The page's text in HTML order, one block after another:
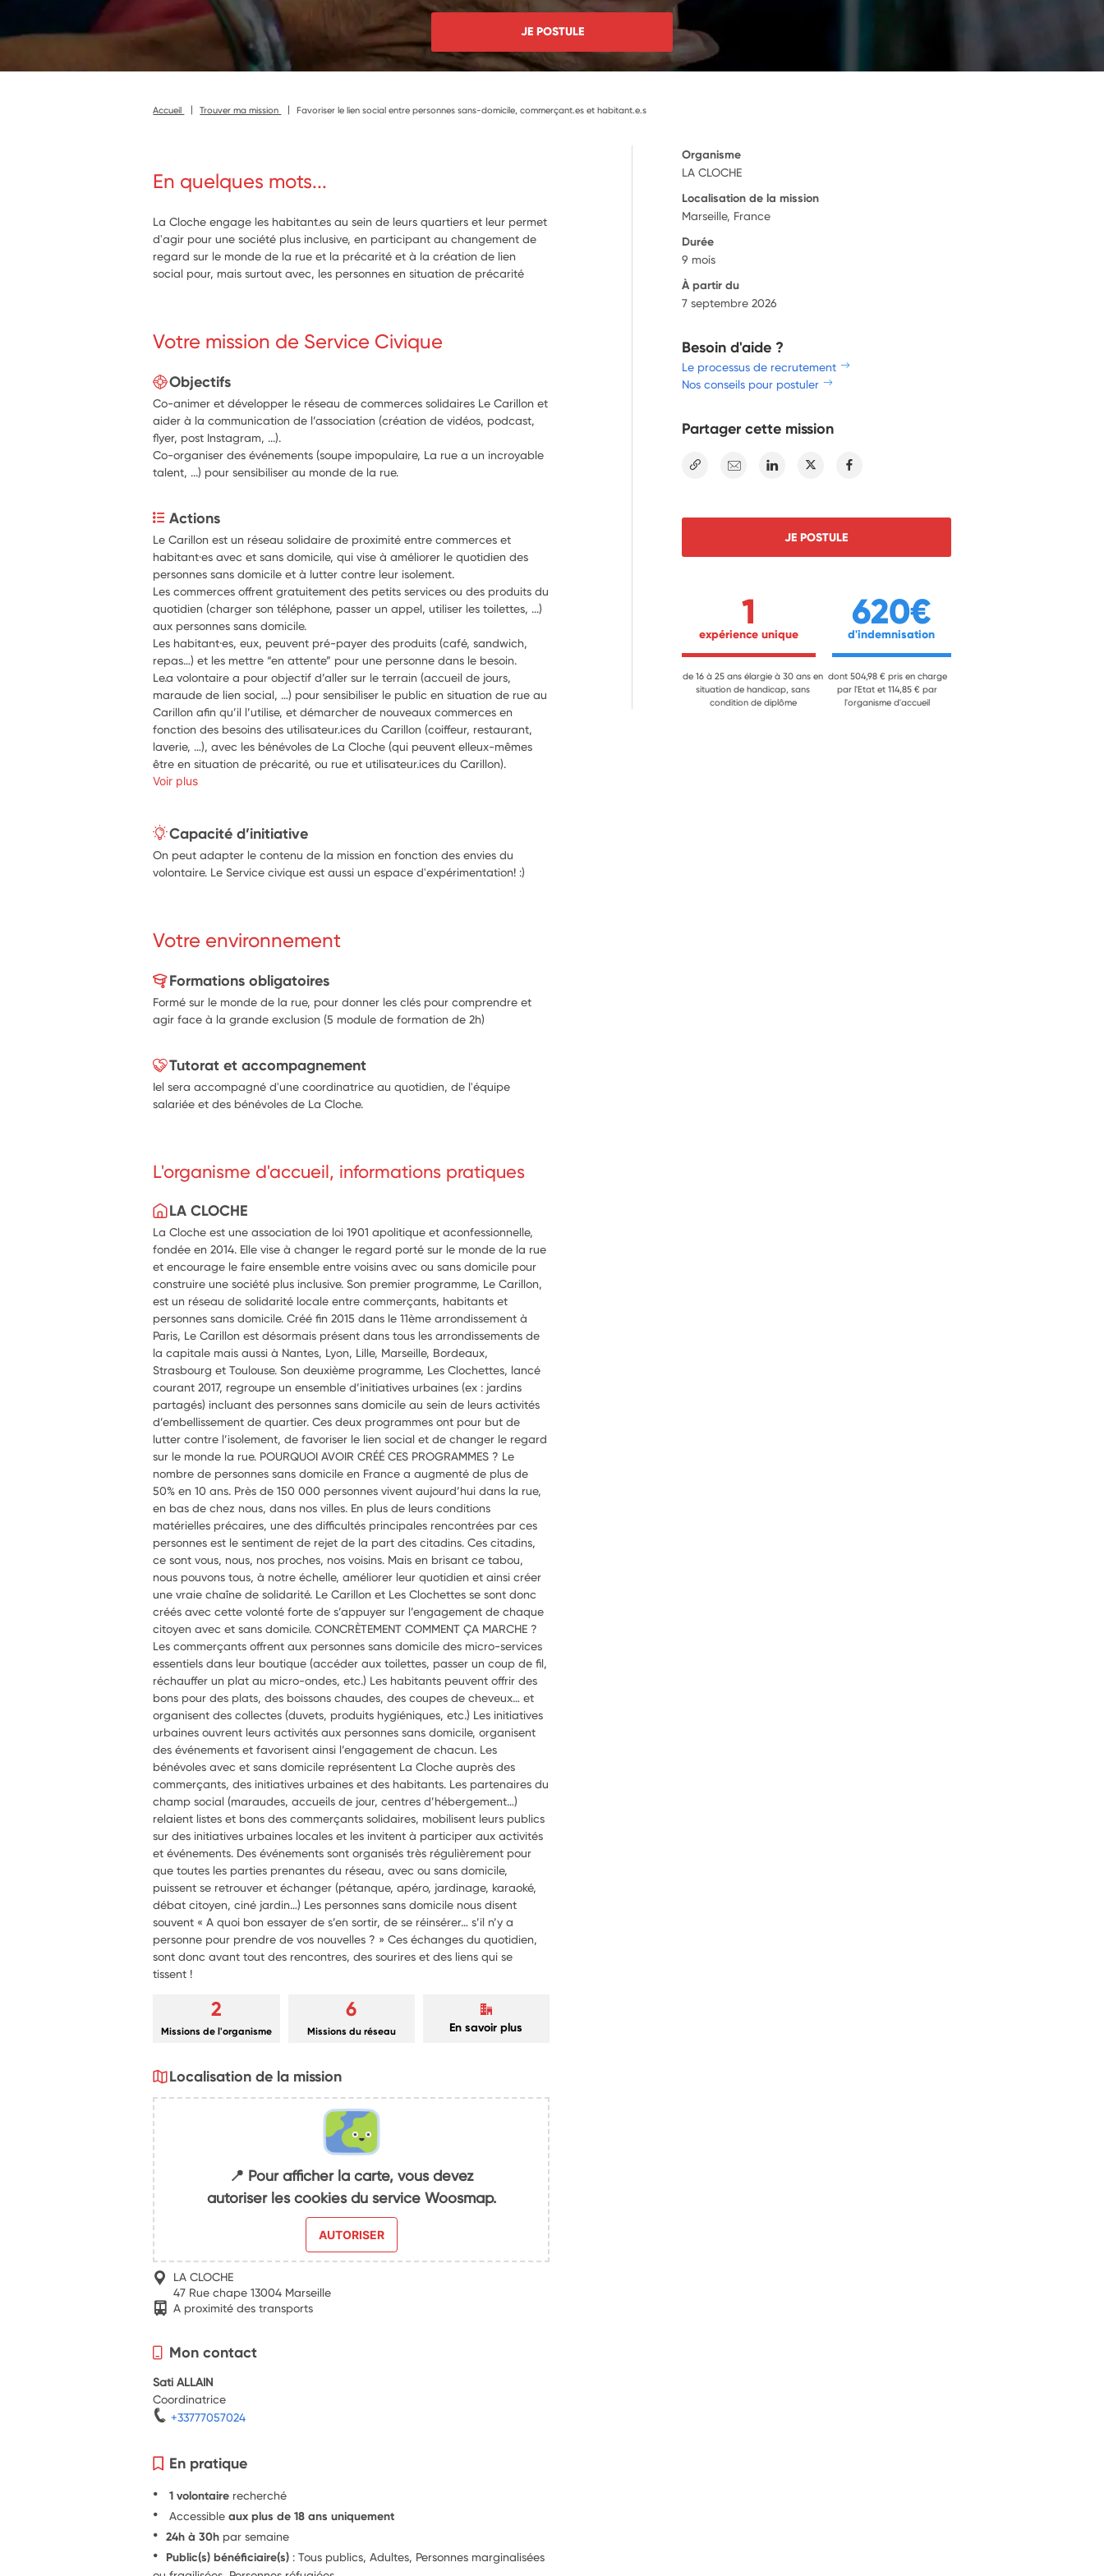
JE POSTULE
Accueil Trouver ma mission Favoriser le lien social entre personnes sans-domicile, commerçant.es et habitant.e.s
En quelques mots...
La Cloche engage les habitant.es au sein de leurs quartiers et leur permet
d'agir pour une société plus inclusive, en participant au changement de
regard sur le monde de la rue et la précarité et à la création de lien
social pour, mais surtout avec, les personnes en situation de précarité
Votre mission de Service Civique
Objectifs
Co-animer et développer le réseau de commerces solidaires Le Carillon et
aider à la communication de l’association (création de vidéos, podcast,
flyer, post Instagram, ...).
Co-organiser des événements (soupe impopulaire, La rue a un incroyable
talent, ...) pour sensibiliser au monde de la rue.
Actions
Le Carillon est un réseau solidaire de proximité entre commerces et
habitant·es avec et sans domicile, qui vise à améliorer le quotidien des
Les commerces offrent gratuitement des petits services ou des produits du
quotidien (charger son téléphone, passer un appel, utiliser les toilettes, ...)
aux personnes sans domicile.
Les habitant·es, eux, peuvent pré-payer des produits (café, sandwich,
repas…) et les mettre “en attente” pour une personne dans le besoin.
Le.a volontaire a pour objectif d’aller sur le terrain (accueil de jours,
maraude de lien social, …) pour sensibiliser le public en situation de rue au
Carillon afin qu’il l’utilise, et démarcher de nouveaux commerces en
fonction des besoins des utilisateur.ices du Carillon (coiffeur, restaurant,
laverie, …), avec les bénévoles de La Cloche (qui peuvent elleux-mêmes
être en situation de précarité, ou rue et utilisateur.ices du Carillon).
Voir plus
Capacité d’initiative
On peut adapter le contenu de la mission en fonction des envies du
volontaire. Le Service civique est aussi un espace d'expérimentation! :)
Votre environnement
Formations obligatoires
Formé sur le monde de la rue, pour donner les clés pour comprendre et
agir face à la grande exclusion (5 module de formation de 2h)
Tutorat et accompagnement
Iel sera accompagné d'une coordinatrice au quotidien, de l'équipe
salariée et des bénévoles de La Cloche.
L'organisme d'accueil, informations pratiques
LA CLOCHE
La Cloche est une association de loi 1901 apolitique et aconfessionnelle,
fondée en 2014. Elle vise à changer le regard porté sur le monde de la rue
et encourage le faire ensemble entre voisins avec ou sans domicile pour
construire une société plus inclusive. Son premier programme, Le Carillon,
est un réseau de solidarité locale entre commerçants, habitants et
personnes sans domicile. Créé fin 2015 dans le 11ème arrondissement à
Paris, Le Carillon est désormais présent dans tous les arrondissements de
la capitale mais aussi à Nantes, Lyon, Lille, Marseille, Bordeaux,
Strasbourg et Toulouse. Son deuxième programme, Les Clochettes, lancé
courant 2017, regroupe un ensemble d’initiatives urbaines (ex : jardins
partagés) incluant des personnes sans domicile au sein de leurs activités
d’embellissement de quartier. Ces deux programmes ont pour but de
lutter contre l’isolement, de favoriser le lien social et de changer le regard
sur le monde la rue. POURQUOI AVOIR CRÉÉ CES PROGRAMMES ? Le
nombre de personnes sans domicile en France a augmenté de plus de
50% en 10 ans. Près de 150 000 personnes vivent aujourd’hui dans la rue,
en bas de chez nous, dans nos villes. En plus de leurs conditions
matérielles précaires, une des difficultés principales rencontrées par ces
personnes est le sentiment de rejet de la part des citadins. Ces citadins,
ce sont vous, nous, nos proches, nos voisins. Mais en brisant ce tabou,
nous pouvons tous, à notre échelle, améliorer leur quotidien et ainsi créer
une vraie chaîne de solidarité. Le Carillon et Les Clochettes se sont donc
créés avec cette volonté forte de s’appuyer sur l’engagement de chaque
citoyen avec et sans domicile. CONCRÈTEMENT COMMENT ÇA MARCHE ?
Les commerçants offrent aux personnes sans domicile des micro-services
essentiels dans leur boutique (accéder aux toilettes, passer un coup de fil,
réchauffer un plat au micro-ondes, etc.) Les habitants peuvent offrir des
bons pour des plats, des boissons chaudes, des coupes de cheveux… et
organisent des collectes (duvets, produits hygiéniques, etc.) Les initiatives
urbaines ouvrent leurs activités aux personnes sans domicile, organisent
des événements et favorisent ainsi l’engagement de chacun. Les
bénévoles avec et sans domicile représentent La Cloche auprès des
commerçants, des initiatives urbaines et des habitants. Les partenaires du
champ social (maraudes, accueils de jour, centres d’hébergement…)
relaient listes et bons des commerçants solidaires, mobilisent leurs publics
sur des initiatives urbaines locales et les invitent à participer aux activités
et événements. Des événements sont organisés très régulièrement pour
que toutes les parties prenantes du réseau, avec ou sans domicile,
puissent se retrouver et échanger (pétanque, apéro, jardinage, karaoké,
débat citoyen, ciné jardin…) Les personnes sans domicile nous disent
souvent « A quoi bon essayer de s’en sortir, de se réinsérer… s’il n’y a
personne pour prendre de vos nouvelles ? » Ces échanges du quotidien,
sont donc avant tout des rencontres, des sourires et des liens qui se
tissent !
2
Missions de l'organisme
6
Missions du réseau En savoir plus
Localisation de la mission
📍 Pour afficher la carte, vous devez
autoriser les cookies du service Woosmap.
AUTORISER
LA CLOCHE
47 Rue chape 13004 Marseille
A proximité des transports
Mon contact
Sati ALLAIN
Coordinatrice
+33777057024
En pratique
1 volontaire recherché
Accessibleaux plus de 18 ans uniquement
24h à 30h par semaine
Public(s) bénéficiaire(s) : Tous publics, Adultes, Personnes marginalisées
Organisme
LA CLOCHE
Localisation de la mission
Marseille, France
Durée
9 mois
À partir du
7 septembre 2026
Besoin d'aide ?
Le processus de recrutement
Nos conseils pour postuler
Partager cette mission
E-mail Linkedin Twitter
JE POSTULE
1
expérience unique
de 16 à 25 ans élargie à 30 ans en
situation de handicap, sans
condition de diplôme
620€
d'indemnisation
dont 504,98 € pris en charge
par l'Etat et 114,85 € par
l'organisme d'accueil